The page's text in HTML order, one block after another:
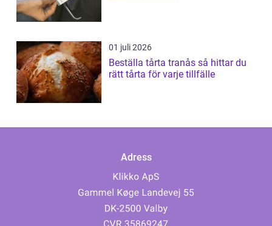
01 juli 2026
Beställa tårta tranås så hittar du
rätt tårta för varje tillfälle
Adress